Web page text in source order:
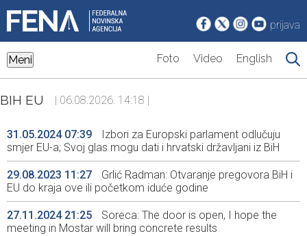
prijava
Meni Foto Video English
BIH EU | 06.08.2026. 14:18 |
31.05.2024 07:39
Izbori za Europski parlament odlučuju
smjer EU-a; Svoj glas mogu dati i hrvatski državljani iz BiH
29.08.2023 11:27
Grlić Radman: Otvaranje pregovora BiH i
EU do kraja ove ili početkom iduće godine
27.11.2024 21:25
Soreca: The door is open, I hope the
meeting in Mostar will bring concrete results